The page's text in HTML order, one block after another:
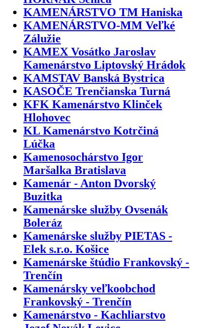
KAMENÁRSTVO TM Haniska
KAMENÁRSTVO-MM Veľké
Zálužie
KAMEX Vosátko Jaroslav
Kamenárstvo Liptovský Hrádok
KAMSTAV Banská Bystrica
KASOČE Trenčianska Turná
KFK Kamenárstvo Klinček
Hlohovec
KL Kamenárstvo Kotrčiná
Lúčka
Kamenosochárstvo Igor
Maršalka Bratislava
Kamenár - Anton Dvorský
Buzitka
Kamenárske služby Ovsenák
Boleráz
Kamenárske služby PIETAS -
Elek s.r.o. Košice
Kamenárske štúdio Frankovský -
Trenčín
Kamenársky veľkoobchod
Frankovský - Trenčín
Kamenárstvo - Kachliarstvo